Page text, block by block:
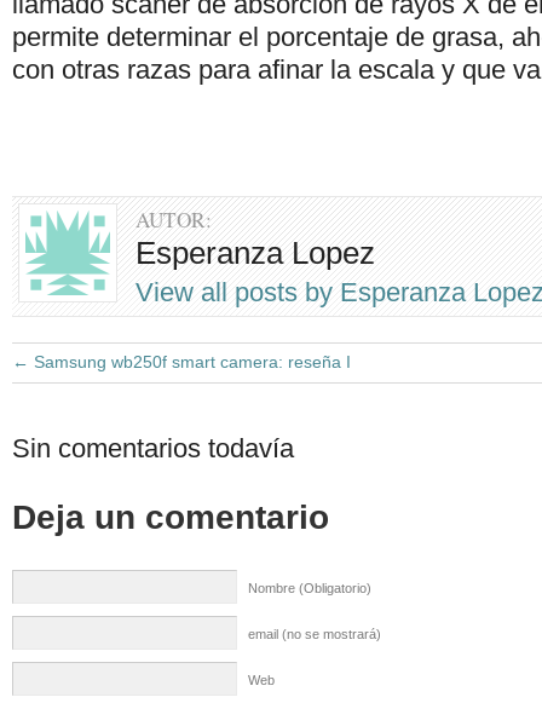
permite determinar el porcentaje de grasa,
con otras razas para afinar la escala y que
AUTOR:
Esperanza Lopez
View all posts by Esperanza
← Samsung wb250f smart camera: reseña I
Sin comentarios todavía
Deja un comentario
Nombre (Obligatorio)
email (no se mostrará)
Web